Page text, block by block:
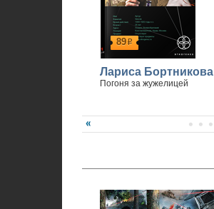
Спасибо, что вы с нами.
89р
Лариса Бортникова
Погоня за жужелицей